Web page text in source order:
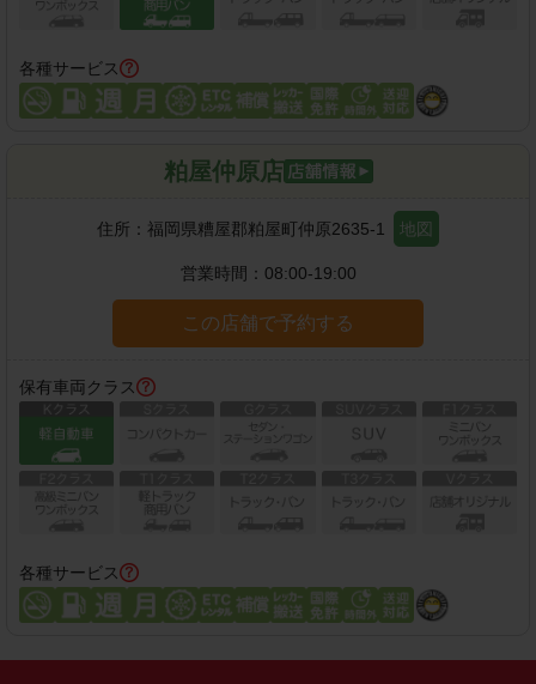
各種サービス
粕屋仲原店
住所： 福岡県糟屋郡粕屋町仲原2635-1 地図
営業時間： 08:00-19:00
この店舗で予約する
保有車両クラス
各種サービス